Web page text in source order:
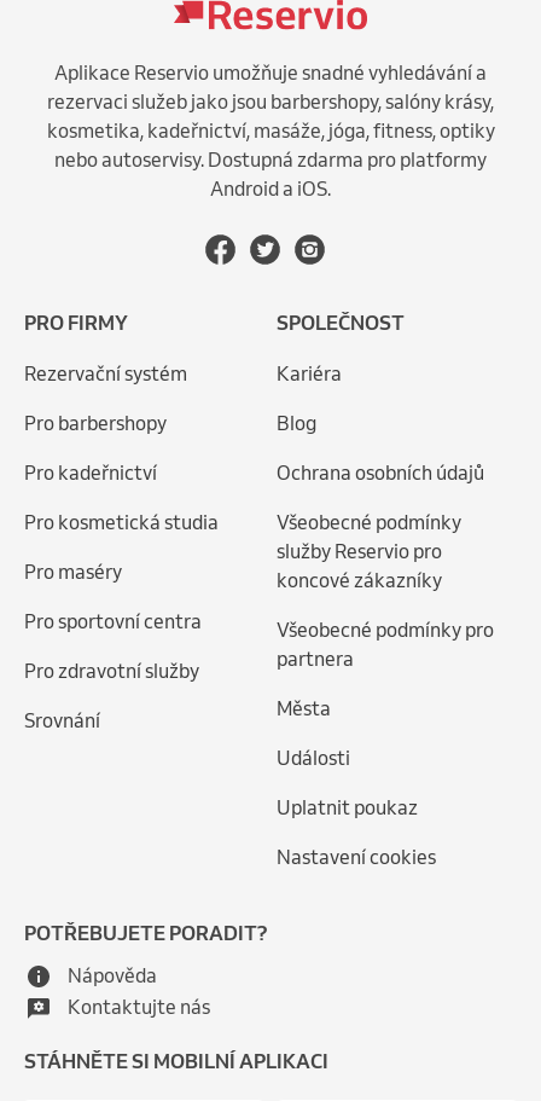
Aplikace Reservio umožňuje snadné vyhledávání a
rezervaci služeb jako jsou barbershopy, salóny krásy,
kosmetika, kadeřnictví, masáže, jóga, fitness, optiky
nebo autoservisy. Dostupná zdarma pro platformy
Android a iOS.
PRO FIRMY
Rezervační systém
Pro barbershopy
Pro kadeřnictví
Pro kosmetická studia
Pro maséry
Pro sportovní centra
Pro zdravotní služby
Srovnání
SPOLEČNOST
Kariéra
Blog
Ochrana osobních údajů
Všeobecné podmínky
služby Reservio pro
koncové zákazníky
Všeobecné podmínky pro
partnera
Města
Události
Uplatnit poukaz
Nastavení cookies
POTŘEBUJETE PORADIT?
Nápověda
Kontaktujte nás
STÁHNĚTE SI MOBILNÍ APLIKACI